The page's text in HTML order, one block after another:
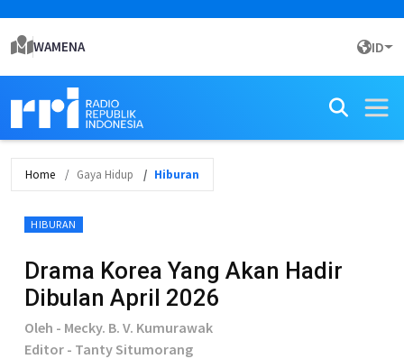
WAMENA ID
Home Gaya Hidup Hiburan
HIBURAN
Drama Korea Yang Akan Hadir
Dibulan April 2026
Oleh - Mecky. B. V. Kumurawak
Editor - Tanty Situmorang